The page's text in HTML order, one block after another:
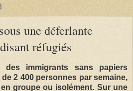
une déferlante
réfugiés
des immigrants sans papiers
2 400 personnes par semaine,
groupe ou isolément. Sur une